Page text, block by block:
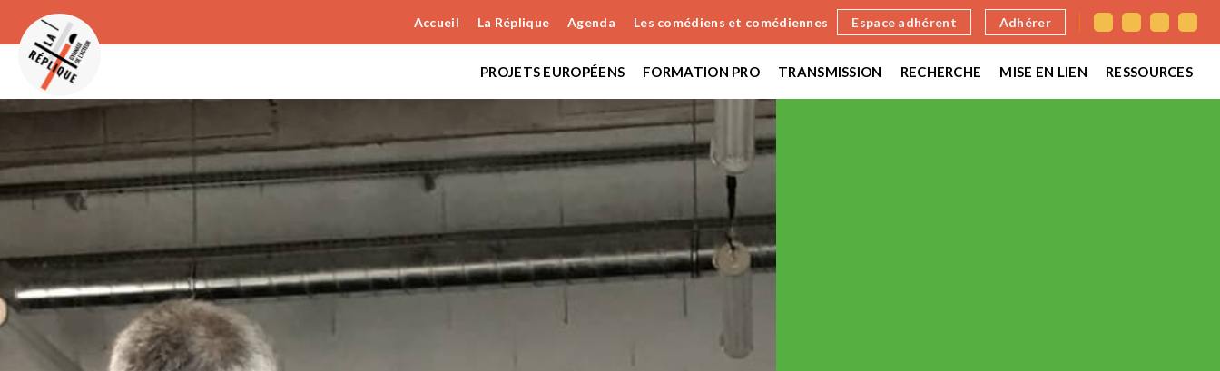
Accueil La Réplique Agenda Les comédiens et comédiennes Espace adhérent Adhérer
PROJETS EUROPÉENS FORMATION PRO TRANSMISSION RECHERCHE MISE EN LIEN RESSOURCES